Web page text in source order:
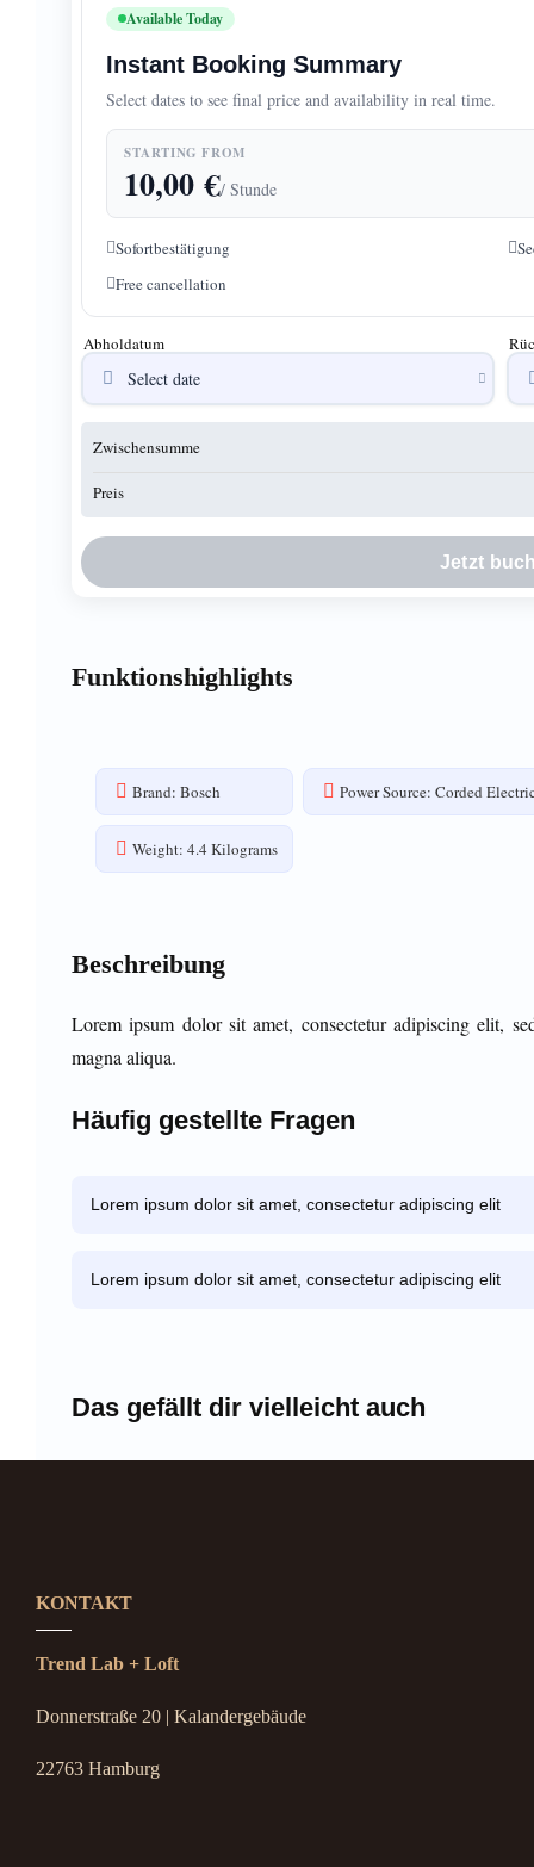
Available Today
Instant Booking Summary
Select dates to see final price and availability in real time.
STARTING FROM
10,00€/ Stunde
Sofortbestätigung
Free cancellation
Abholdatum
Zwischensumme
Preis
Jetzt
Funktionshighlights
Brand: Bosch Power Source: Corded
Weight: 4.4 Kilograms
Beschreibung
Lorem ipsum dolor sit amet, consectetur adipiscing elit,
magna aliqua.
Häufig gestellte Fragen
Lorem ipsum dolor sit amet, consectetur adipiscing elit
Lorem ipsum dolor sit amet, consectetur adipiscing elit
Das gefällt dir vielleicht auch
KONTAKT
Trend Lab + Loft
Donnerstraße 20 | Kalandergebäude
22763 Hamburg